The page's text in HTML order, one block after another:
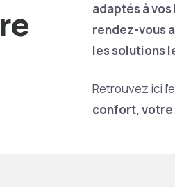
adaptés à
rendez-vous
les solutions
Retrouvez ici
confort,